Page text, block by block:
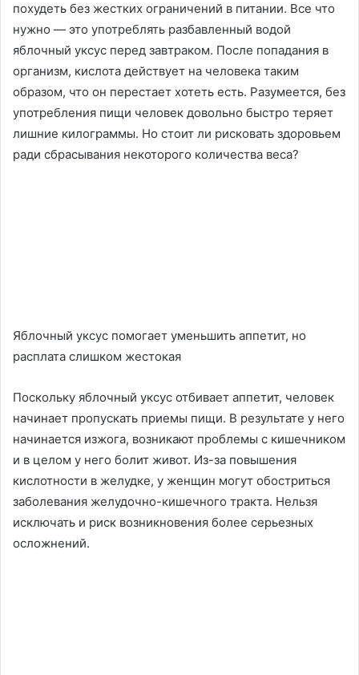
похудеть без жестких ограничений в питании. Все что
нужно — это употреблять разбавленный водой
яблочный уксус перед завтраком. После попадания в
организм, кислота действует на человека таким
образом, что он перестает хотеть есть. Разумеется, без
употребления пищи человек довольно быстро теряет
лишние килограммы. Но стоит ли рисковать здоровьем
ради сбрасывания некоторого количества веса?
Яблочный уксус помогает уменьшить аппетит, но
расплата слишком жестокая
Поскольку яблочный уксус отбивает аппетит, человек
начинает пропускать приемы пищи. В результате у него
начинается изжога, возникают проблемы с кишечником
и в целом у него болит живот. Из-за повышения
кислотности в желудке, у женщин могут обостриться
заболевания желудочно-кишечного тракта. Нельзя
исключать и риск возникновения более серьезных
осложнений.